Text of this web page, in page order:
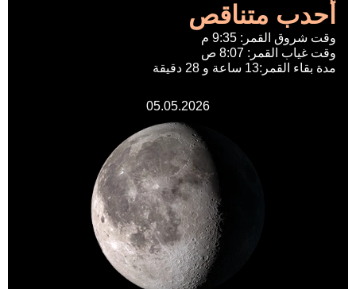
أحدب متناقص
وقت شروق القمر: 9:35 م
وقت غياب القمر: 8:07 ص
مدة بقاء القمر:13 ساعة و 28 دقيقة
05.05.2026